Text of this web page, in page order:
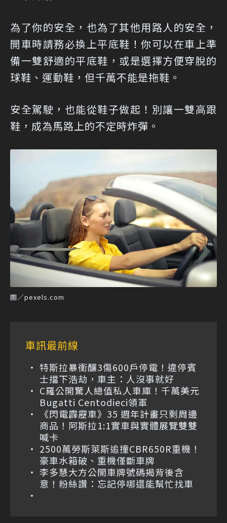
為了你的安全，也為了其他用路人的安全，
開車時請務必換上平底鞋！你可以在車上準
備一雙舒適的平底鞋，或是選擇方便穿脫的
球鞋、運動鞋，但千萬不能是拖鞋。
安全駕駛，也能從鞋子做起！別讓一雙高跟
鞋，成為馬路上的不定時炸彈。
圖／pexels.com
車訊最前線
特斯拉暴衝釀3傷600戶停電！違停賓
士擋下浩劫，車主：人沒事就好
C羅公開驚人總值私人車庫！千萬美元
Bugatti Centodieci領軍
《閃電霹靂車》35 週年計畫只剩周邊
商品！阿斯拉1:1實車與實體展覽雙雙
喊卡
2500萬勞斯萊斯追撞CBR650R重機！
豪車水箱破、重機僅斷車牌
李多慧大方公開車牌號碼揭背後含
意！粉絲讚：忘記停哪還能幫忙找車